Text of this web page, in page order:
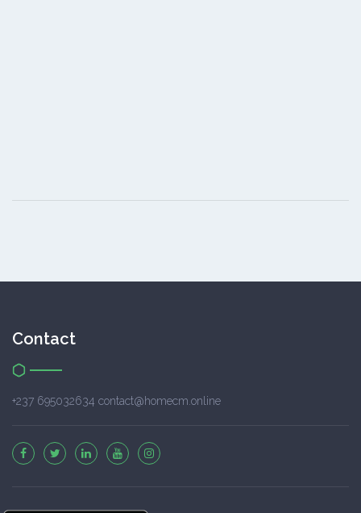
Contact
+237 695032634 contact@homecm.online